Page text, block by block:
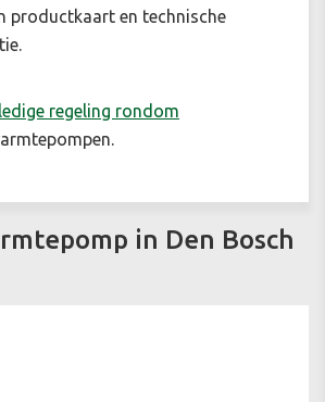
productkaart en technische
regeling rondom
in Den Bosch